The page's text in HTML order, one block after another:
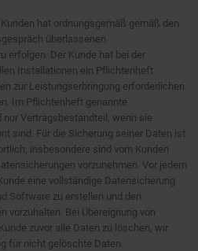
hat ordnungsgemäß gemäß den
überlassenen
erfolgen. Der Kunde hat bei der
Installationen ein Pflichtenheft
zur Leistungserbringung erforderlichen
Im Pflichtenheft genannte
nur Vertragsbestandteil, wenn sie
sind. Für die Sicherung seiner Daten ist
insbesondere sind vom Kunden
vorzunehmen. Vor jedem
eine vollständige Datensicherung
Software zu erstellen und den
vorzuhalten. Bei Übereignung von
zuvor alle Daten zu löschen, wir
für nicht gelöschte Daten.